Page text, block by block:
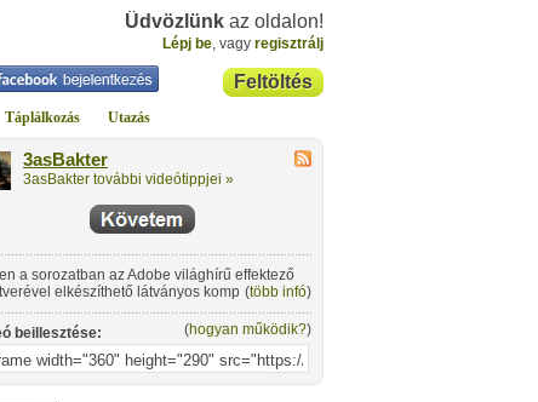
Üdvözlünk az oldalon!
Lépj be, vagy regisztrálj
Feltöltés
Táplálkozás Utazás
3asBakter
3asBakter további videótippjei »
a sorozatban az Adobe világhírű effektező
elkészíthető látványos kompozíciókat
bemutatni. A második részben egy főcím
hozok létre.
(több infó)
beillesztése: (hogyan működik?)